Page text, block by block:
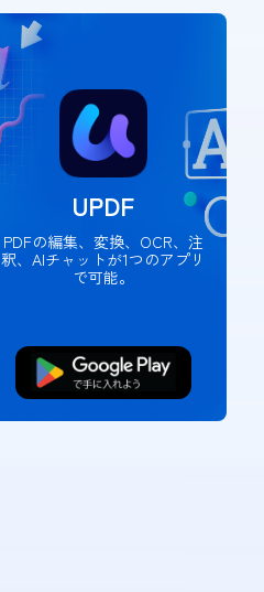
UPDF
PDFの編集、変換、OCR、注
釈、AIチャットが1つのアプリ
で可能。
無料ダウンロード